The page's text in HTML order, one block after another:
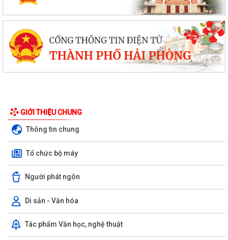
GIỚI THIỆU CHUNG
Thông tin chung
Tổ chức bộ máy
Người phát ngôn
Di sản - Văn hóa
Tác phẩm Văn học, nghệ thuật